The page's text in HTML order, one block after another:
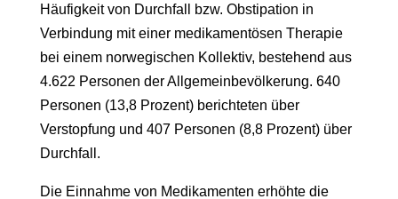
Häufigkeit von Durchfall bzw. Obstipation in
Verbindung mit einer medikamentösen Therapie
bei einem norwegischen Kollektiv, bestehend aus
4.622 Personen der Allgemeinbevölkerung. 640
Personen (13,8 Prozent) berichteten über
Verstopfung und 407 Personen (8,8 Prozent) über
Durchfall.
Die Einnahme von Medikamenten erhöhte die